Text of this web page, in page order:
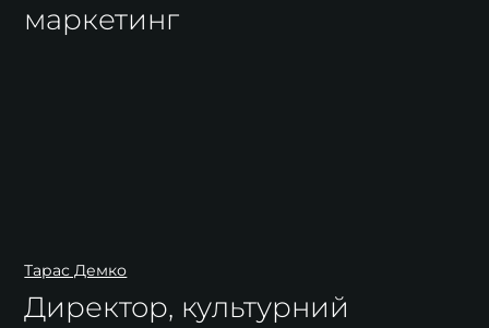
маркетинг
Тарас Демко
Директор, культурний